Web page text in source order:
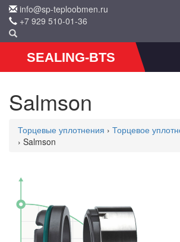
info@sp-teploobmen.ru
+7 929 510-01-36
SEALING-BTS
Salmson
Торцевые уплотнения › Торцевое
› Salmson